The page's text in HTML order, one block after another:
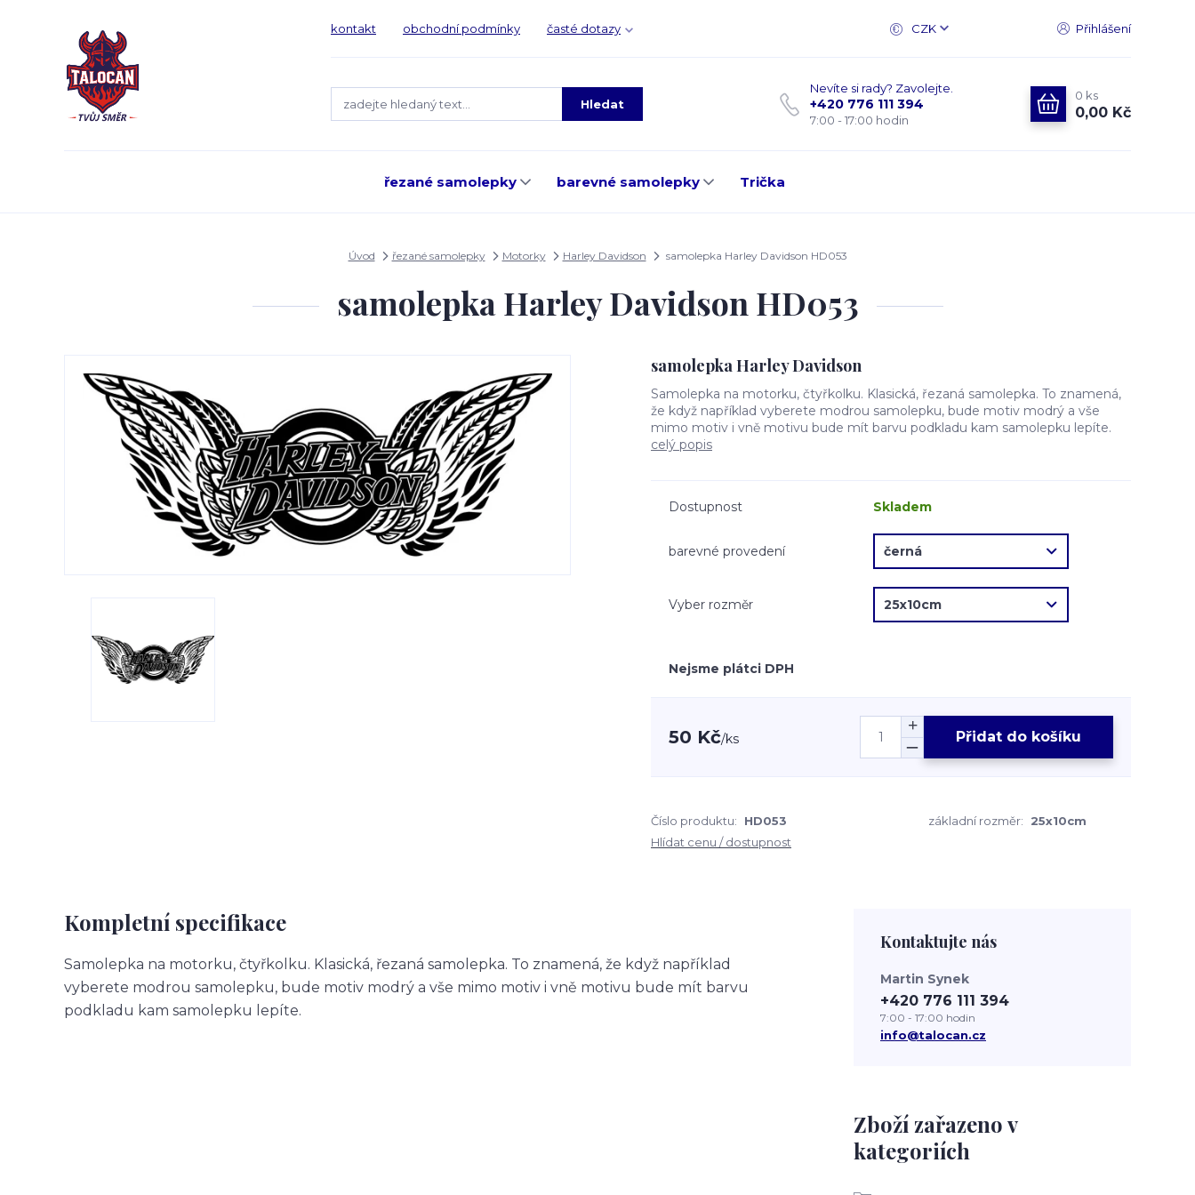
kontakt obchodní podmínky časté dotazy CZK Přihlášení
Hledat
Nevíte si rady? Zavolejte.
+420 776 111 394
7:00 - 17:00 hodin
0 ks
0,00 Kč
řezané samolepky barevné samolepky Trička
Úvod řezané samolepky Motorky Harley Davidson samolepka Harley Davidson HD053
samolepka Harley Davidson HD053
samolepka Harley Davidson
Samolepka na motorku, čtyřkolku. Klasická, řezaná samolepka. To znamená,
že když například vyberete modrou samolepku, bude motiv modrý a vše
mimo motiv i vně motivu bude mít barvu podkladu kam samolepku lepíte.
celý popis
Dostupnost Skladem
barevné provedení
Vyber rozměr
Nejsme plátci DPH
50 Kč/ks Přidat do košíku
Číslo produktu: HD053 základní rozměr:
25x10cm
Hlídat cenu / dostupnost
Kompletní specifikace
Samolepka na motorku, čtyřkolku. Klasická, řezaná samolepka. To znamená, že když například
vyberete modrou samolepku, bude motiv modrý a vše mimo motiv i vně motivu bude mít barvu
podkladu kam samolepku lepíte.
Zboží zařazeno v
kategoriích
Kontaktujte nás
Martin Synek
+420 776 111 394
7:00 - 17:00 hodin
info@talocan.cz